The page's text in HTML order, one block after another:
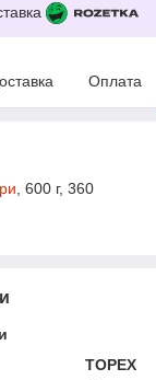
Оплата
, 600 г, 360
TOPEX